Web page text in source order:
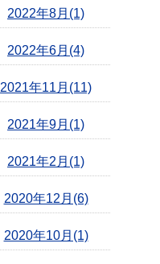
2022年8月(1)
2022年6月(4)
2021年11月(11)
2021年9月(1)
2021年2月(1)
2020年12月(6)
2020年10月(1)